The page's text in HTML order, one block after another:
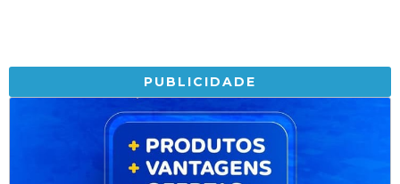
PUBLICIDADE